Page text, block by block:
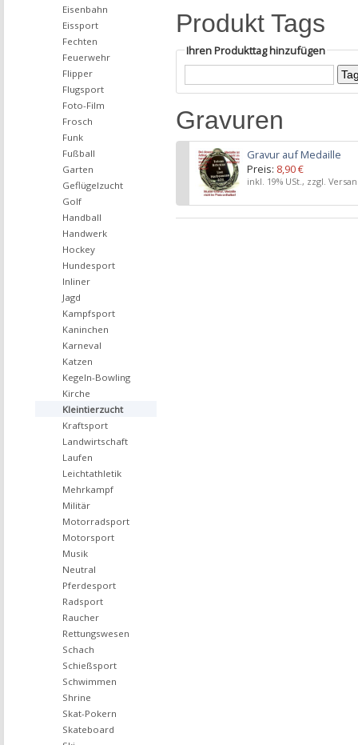
Produkt Tags
Ihren Produkttag hinzufügen
Gravuren
Gravur auf Medaille
Preis: 8,90 €
inkl. 19% USt., zzgl.
Eisenbahn
Eissport
Fechten
Feuerwehr
Flipper
Flugsport
Foto-Film
Frosch
Funk
Fußball
Garten
Geflügelzucht
Golf
Handball
Handwerk
Hockey
Hundesport
Inliner
Jagd
Kampfsport
Kaninchen
Karneval
Katzen
Kegeln-Bowling
Kirche
Kleintierzucht
Kraftsport
Landwirtschaft
Laufen
Leichtathletik
Mehrkampf
Militär
Motorradsport
Motorsport
Musik
Neutral
Pferdesport
Radsport
Raucher
Rettungswesen
Schach
Schießsport
Schwimmen
Shrine
Skat-Pokern
Skateboard